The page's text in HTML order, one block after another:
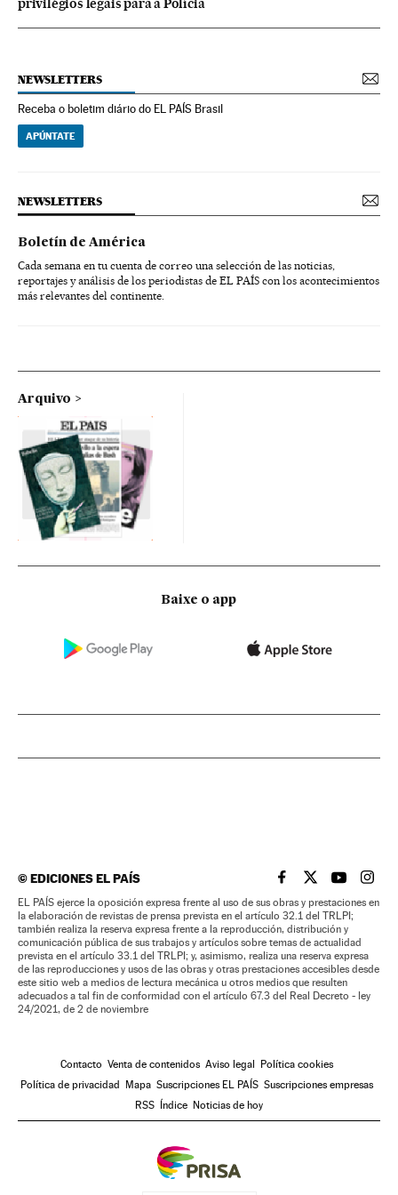
privilégios legais para a Polícia
NEWSLETTERS
Receba o boletim diário do EL PAÍS Brasil
APÚNTATE
NEWSLETTERS
Boletín de América
Cada semana en tu cuenta de correo una selección de las noticias,
reportajes y análisis de los periodistas de EL PAÍS con los acontecimientos
más relevantes del continente.
Arquivo
Baixe o app
©EDICIONES EL PAÍS EL PAÍS BRASIL EN
EL PAÍSEL PAÍS
EL
EL PAÍS ejerce la oposición expresa frente al uso de sus obras y prestaciones en
la elaboración de revistas de prensa prevista en el artículo 32.1 del TRLPI;
también realiza la reserva expresa frente a la reproducción, distribución y
comunicación pública de sus trabajos y artículos sobre temas de actualidad
prevista en el artículo 33.1 del TRLPI; y, asimismo, realiza una reserva expresa
de las reproducciones y usos de las obras y otras prestaciones accesibles desde
este sitio web a medios de lectura mecánica u otros medios que resulten
adecuados a tal fin de conformidad con el artículo 67.3 del Real Decreto - ley
24/2021, de 2 de noviembre
Contacto Venta de contenidos Aviso legal
Política cookies
Política de privacidad
Mapa Suscripciones EL PAÍS Suscripciones empresas
RSS
Índice Noticias de hoy